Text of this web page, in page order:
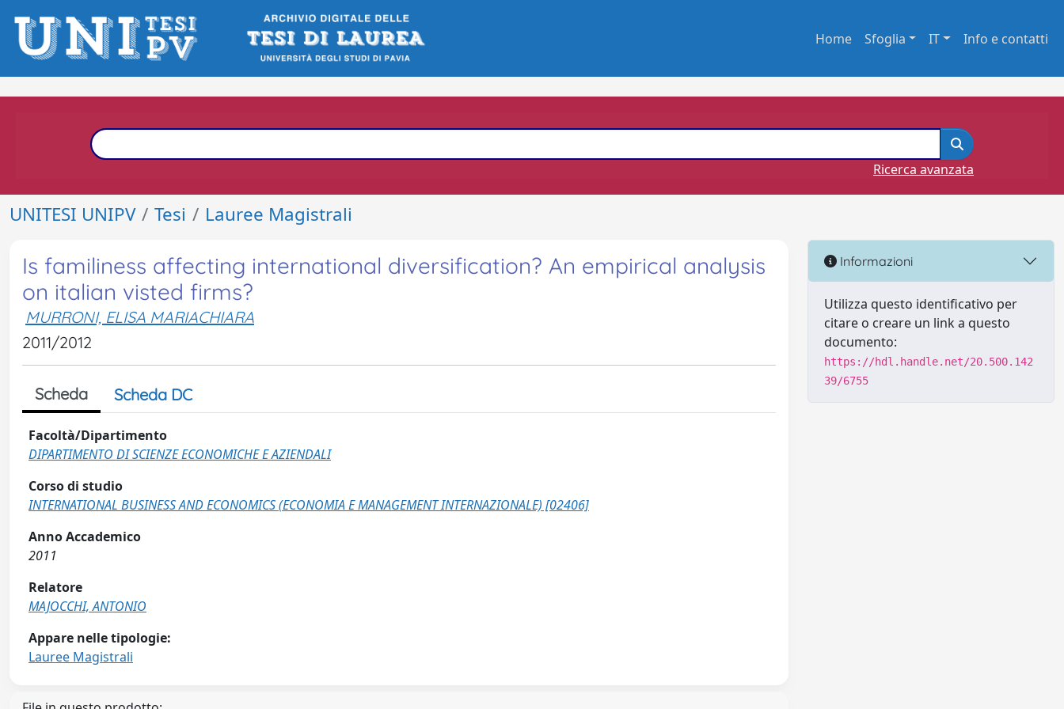
Home Sfoglia IT Info e contatti
Ricerca avanzata
UNITESI UNIPV Tesi Lauree Magistrali
Is familiness affecting international diversification? An empirical analysis
on italian visted firms?
MURRONI, ELISA MARIACHIARA
2011/2012
Scheda Scheda DC
Facoltà/Dipartimento
DIPARTIMENTO DI SCIENZE ECONOMICHE E AZIENDALI
Corso di studio
INTERNATIONAL BUSINESS AND ECONOMICS (ECONOMIA E MANAGEMENT INTERNAZIONALE) [02406]
Anno Accademico
2011
Relatore
MAJOCCHI, ANTONIO
Appare nelle tipologie:
Lauree Magistrali
Informazioni
Utilizza questo identificativo per
citare o creare un link a questo
documento:
https://hdl.handle.net/20.500.142
39/6755